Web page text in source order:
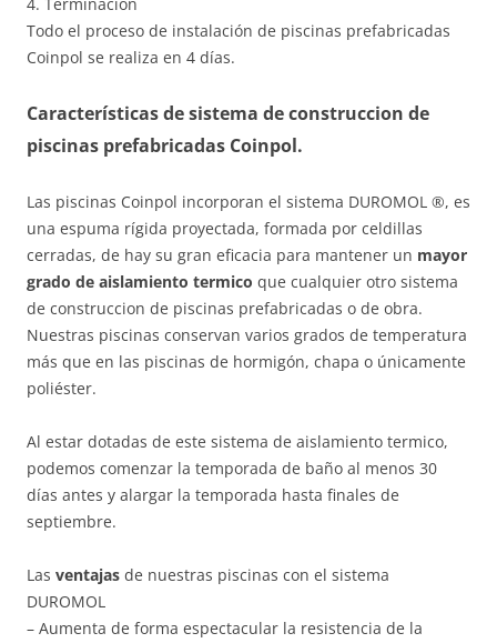
4. Terminación
Todo el proceso de instalación de piscinas prefabricadas
Coinpol se realiza en 4 días.
Características de sistema de construccion de
piscinas prefabricadas Coinpol.
Las piscinas Coinpol incorporan el sistema DUROMOL ®, es
una espuma rígida proyectada, formada por celdillas
cerradas, de hay su gran eficacia para mantener un mayor
grado de aislamiento termico que cualquier otro sistema
de construccion de piscinas prefabricadas o de obra.
Nuestras piscinas conservan varios grados de temperatura
más que en las piscinas de hormigón, chapa o únicamente
poliéster.
Al estar dotadas de este sistema de aislamiento termico,
podemos comenzar la temporada de baño al menos 30
días antes y alargar la temporada hasta finales de
septiembre.
Las ventajas de nuestras piscinas con el sistema
DUROMOL
– Aumenta de forma espectacular la resistencia de la